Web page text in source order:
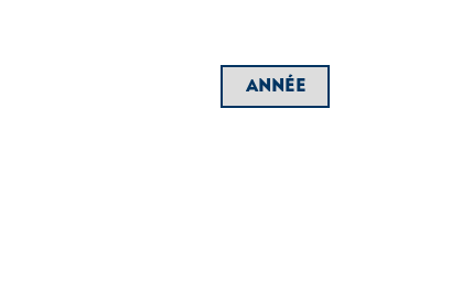
Filtre année